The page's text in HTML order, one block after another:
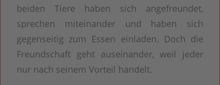
beiden Tiere haben sich angefreundet,
sprechen miteinander und haben sich
gegenseitig zum Essen einladen. Doch die
Freundschaft geht auseinander, weil jeder
nur nach seinem Vorteil handelt.